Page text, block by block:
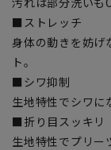
■ストレッチ
身体の動きを妨げ
ト。
■シワ抑制
生地特性でシワに
■折り目スッキリ
生地特性でプリー